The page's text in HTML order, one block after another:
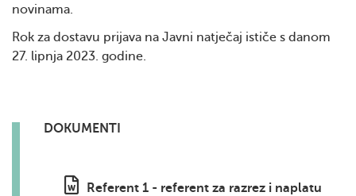
novinama.
Rok za dostavu prijava na Javni natječaj ističe s danom
27. lipnja 2023. godine.
DOKUMENTI
Referent 1 - referent za razrez i naplatu